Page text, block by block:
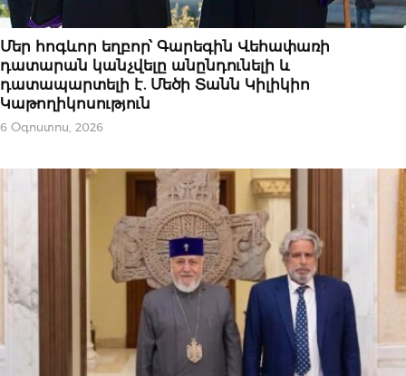
ԿԱՐԵՎՈՐԸ
Մեր հոգևոր եղբոր՝ Գարեգին Վեհափառի
դատարան կանչվելը անընդունելի և
դատապարտելի է. Մեծի Տանն Կիլիկիո
Կաթողիկոսություն
6 Օգոստոս, 2026